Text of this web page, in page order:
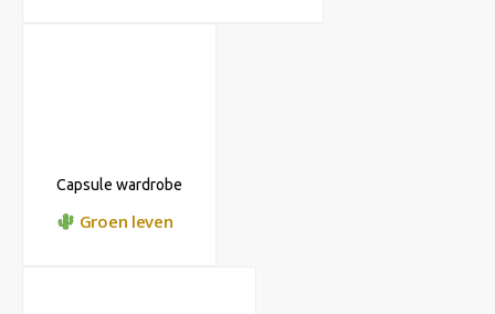
Capsule wardrobe
Groen leven